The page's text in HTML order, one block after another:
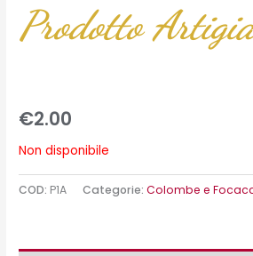
Prodotto
€2.00
Non disponibile
COD: P1A Categorie:Colombe e